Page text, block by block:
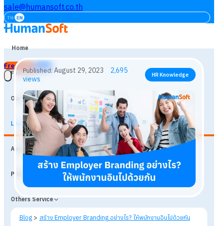
sale@humansoft.co.th
TH EN
Home
Features
Our Customers
Learning
About
Prices
Others Service
Free Trial
Published: August 29, 2023 2,695
views HR Knowledge